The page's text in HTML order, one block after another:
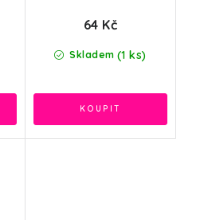
Skladem (1 ks)
64 Kč